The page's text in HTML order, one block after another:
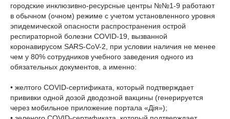
городские инклюзивно-ресурсные центры №№1-9 работают
в обычном (очном) режиме с учетом установленного уровня
эпидемической опасности распространения острой
респираторной болезни COVID-19, вызванной
коронавирусом SARS-CoV-2, при условии наличия не менее
чем у 80% сотрудников учебного заведения одного из
обязательных документов, а именно:
• желтого COVID-сертификата, который подтверждает
прививки одной дозой дводозной вакцины (генерируется
через мобильное приложение портала «Дія»);